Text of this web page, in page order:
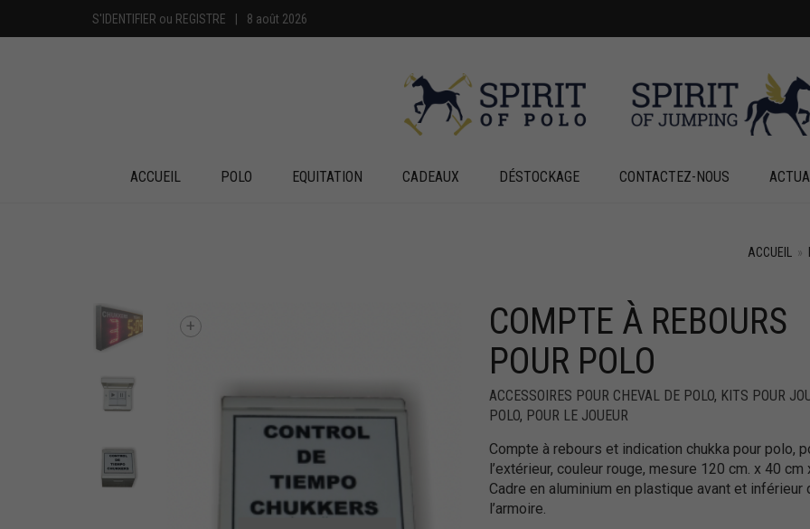
S'IDENTIFIER ou REGISTRE | 8 août 2026
ACCUEIL POLO EQUITATION CADEAUX DÉSTOCKAGE CONTACTEZ-NOUS
ACCUEIL »
+
COMPTE À REBOURS
POUR POLO
ACCESSOIRES POUR CHEVAL DE POLO, KITS POUR
POLO, POUR LE JOUEUR
Compte à rebours et indication chukka pour polo,
l’extérieur, couleur rouge, mesure 120 cm. x 40 cm
Cadre en aluminium en plastique avant et inférieur
l’armoire.